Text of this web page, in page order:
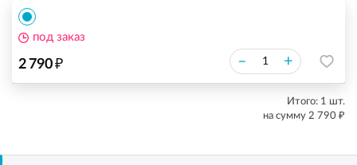
2 790₽ – +
под заказ
Итого: 1 шт.
на сумму 2 790 ₽